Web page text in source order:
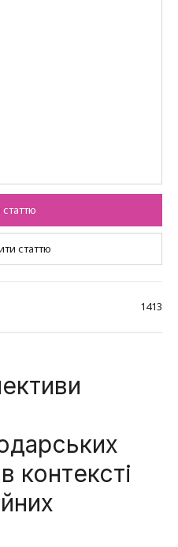
статтю
1413
контексті